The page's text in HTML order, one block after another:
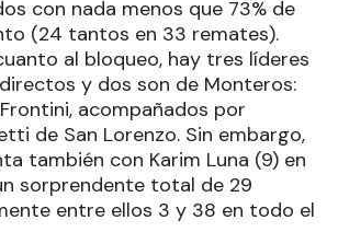
con nada menos que 73% de
(24 tantos en 33 remates).
al bloqueo, hay tres líderes
y dos son de Monteros:
acompañados por
de San Lorenzo. Sin embargo,
también con Karim Luna (9) en
sorprendente total de 29
entre ellos 3 y 38 en todo el